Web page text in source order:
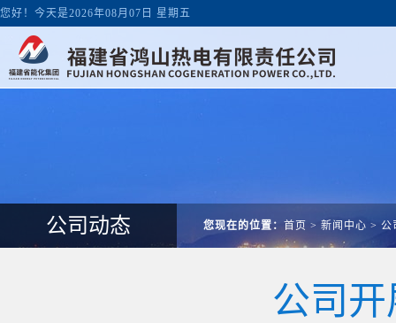
您好！今天是2026年08月07日 星期五
公司动态 您现在的位置： 首页 > 新闻中心 > 公
公司